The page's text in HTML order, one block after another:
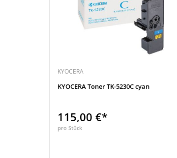
KYOCERA
KYOCERA Toner TK-5230C cyan
115,00 €*
pro Stück